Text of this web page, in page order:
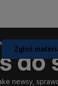
newsy,
Zgłoś